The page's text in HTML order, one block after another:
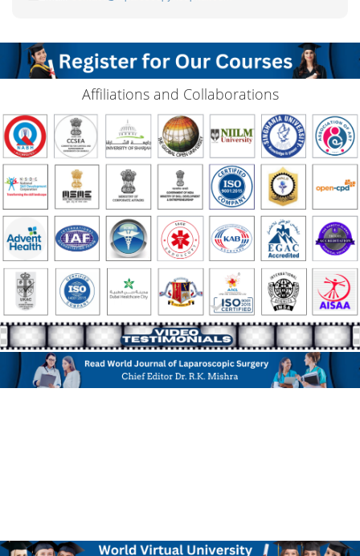
Affiliations and Collaborations